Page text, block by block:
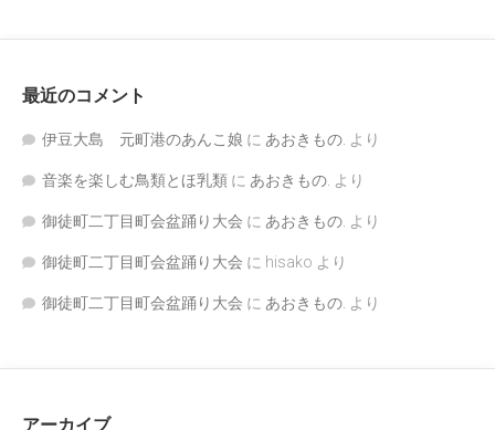
最近のコメント
伊豆大島 元町港のあんこ娘 に あおきもの. より
音楽を楽しむ鳥類とほ乳類 に あおきもの. より
御徒町二丁目町会盆踊り大会 に あおきもの. より
御徒町二丁目町会盆踊り大会 に hisako より
御徒町二丁目町会盆踊り大会 に あおきもの. より
アーカイブ